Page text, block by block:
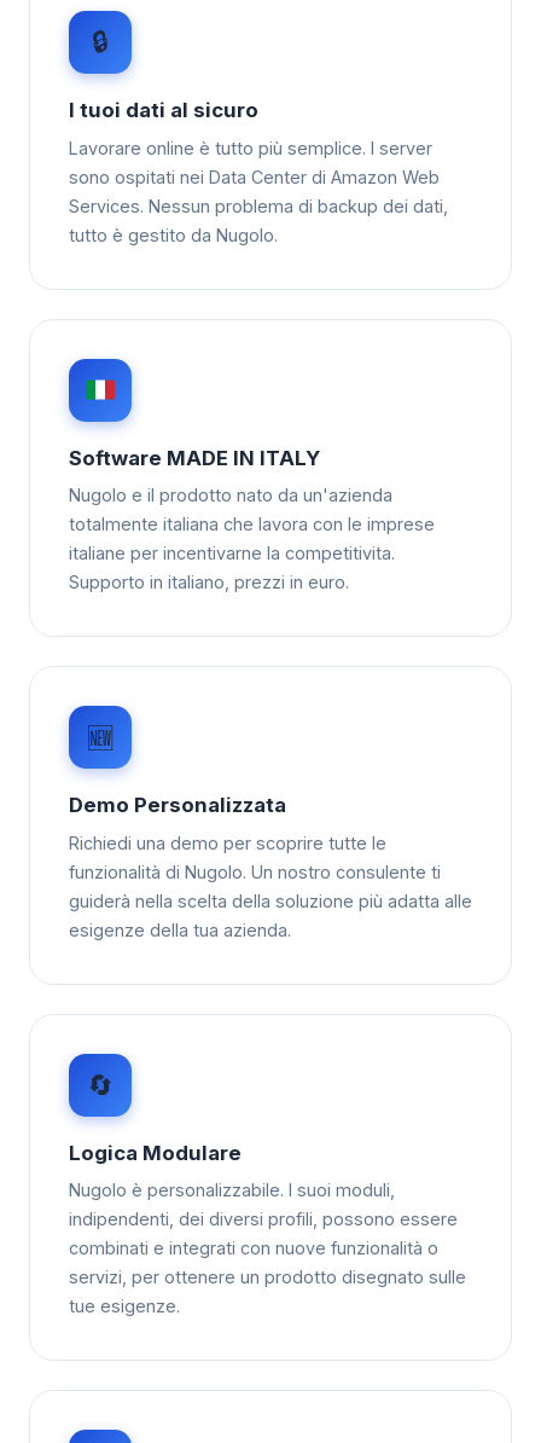
🔒
I tuoi dati al sicuro
Lavorare online è tutto più semplice. I server
sono ospitati nei Data Center di Amazon Web
Services. Nessun problema di backup dei dati,
tutto è gestito da Nugolo.
Software MADE IN ITALY
Nugolo e il prodotto nato da un'azienda
totalmente italiana che lavora con le imprese
italiane per incentivarne la competitivita.
Supporto in italiano, prezzi in euro.
🆕
Demo Personalizzata
Richiedi una demo per scoprire tutte le
funzionalità di Nugolo. Un nostro consulente ti
guiderà nella scelta della soluzione più adatta alle
esigenze della tua azienda.
🔄
Logica Modulare
Nugolo è personalizzabile. I suoi moduli,
indipendenti, dei diversi profili, possono essere
combinati e integrati con nuove funzionalità o
servizi, per ottenere un prodotto disegnato sulle
tue esigenze.